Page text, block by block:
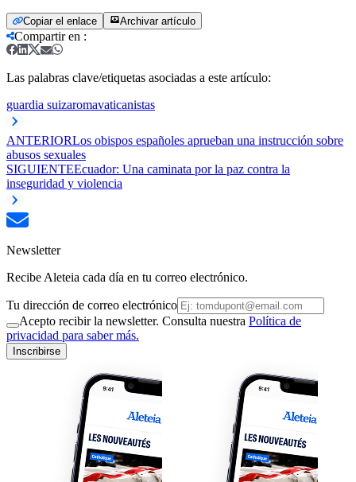
Copiar el enlace Archivar artículo
Compartir en :
Las palabras clave/etiquetas asociadas a este artículo:
guardia suizaromavaticanistas
ANTERIORLos obispos españoles aprueban una instrucción sobre
abusos sexuales
SIGUIENTEEcuador: Una caminata por la paz contra la
inseguridad y violencia
Newsletter
Recibe Aleteia cada día en tu correo electrónico.
Tu dirección de correo electrónico
Acepto recibir la newsletter. Consulta nuestra Política de
privacidad para saber más.
Inscribirse